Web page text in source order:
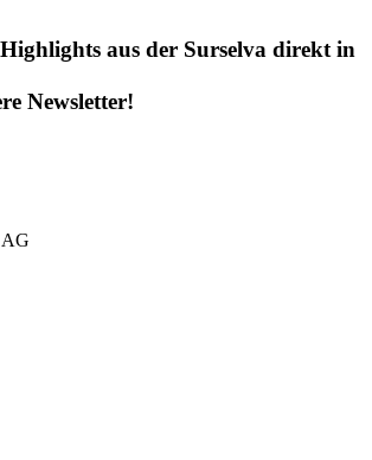
aus der Surselva direkt in
Newsletter!
AG